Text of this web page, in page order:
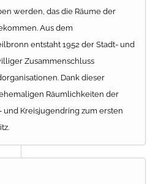
werden, das die Räume der
Aus dem
entstaht 1952 der Stadt- und
Zusammenschluss
Dank dieser
Räumlichkeiten der
und Kreisjugendring zum ersten